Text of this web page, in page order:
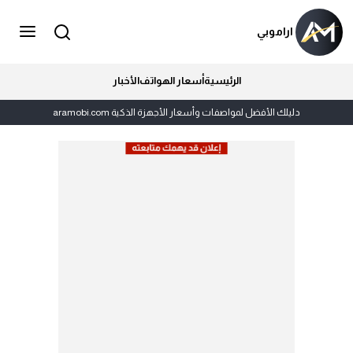
اراموبي
الرئيسيةأسعار الهواتفالأخبار
دليلك الأفضل لمواصفات وأسعار الأجهزة الذكية aramobi.com